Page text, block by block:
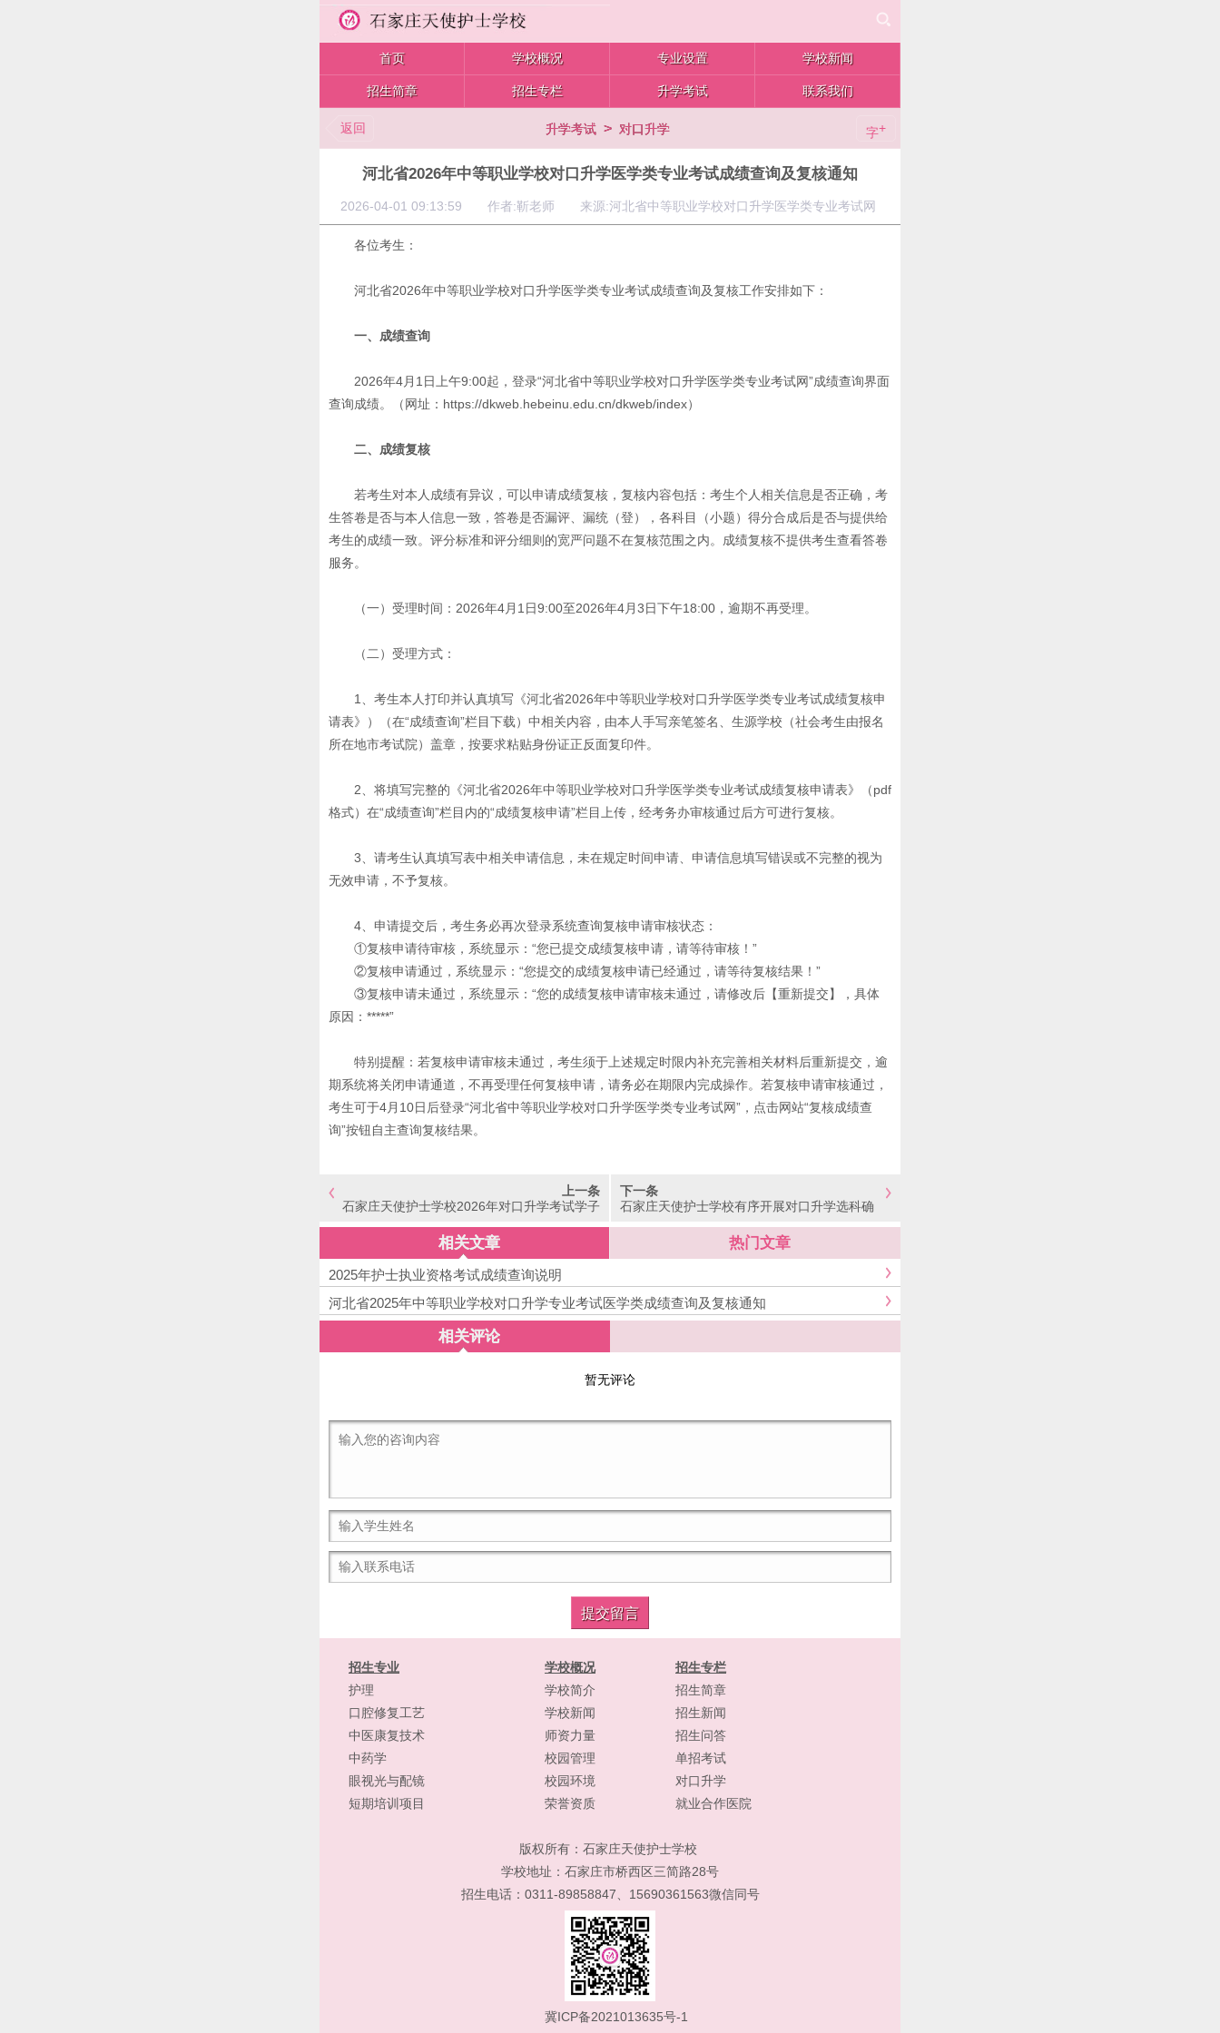
首页 学校概况 专业设置 学校新闻
招生简章 招生专栏 升学考试 联系我们
返回 升学考试 > 对口升学 字+
河北省2026年中等职业学校对口升学医学类专业考试成绩查询及复核通知
2026-04-01 09:13:59 作者:靳老师 来源:河北省中等职业学校对口升学医学类专业考试网
各位考生：
河北省2026年中等职业学校对口升学医学类专业考试成绩查询及复核工作安排如下：
一、成绩查询
2026年4月1日上午9:00起，登录“河北省中等职业学校对口升学医学类专业考试网”成绩查询界面
查询成绩。（网址：https://dkweb.hebeinu.edu.cn/dkweb/index）
二、成绩复核
若考生对本人成绩有异议，可以申请成绩复核，复核内容包括：考生个人相关信息是否正确，考
生答卷是否与本人信息一致，答卷是否漏评、漏统（登），各科目（小题）得分合成后是否与提供给
考生的成绩一致。评分标准和评分细则的宽严问题不在复核范围之内。成绩复核不提供考生查看答卷
服务。
（一）受理时间：2026年4月1日9:00至2026年4月3日下午18:00，逾期不再受理。
（二）受理方式：
1、考生本人打印并认真填写《河北省2026年中等职业学校对口升学医学类专业考试成绩复核申
请表》）（在“成绩查询”栏目下载）中相关内容，由本人手写亲笔签名、生源学校（社会考生由报名
所在地市考试院）盖章，按要求粘贴身份证正反面复印件。
2、将填写完整的《河北省2026年中等职业学校对口升学医学类专业考试成绩复核申请表》（pdf
格式）在“成绩查询”栏目内的“成绩复核申请”栏目上传，经考务办审核通过后方可进行复核。
3、请考生认真填写表中相关申请信息，未在规定时间申请、申请信息填写错误或不完整的视为
无效申请，不予复核。
4、申请提交后，考生务必再次登录系统查询复核申请审核状态：
①复核申请待审核，系统显示：“您已提交成绩复核申请，请等待审核！”
②复核申请通过，系统显示：“您提交的成绩复核申请已经通过，请等待复核结果！”
③复核申请未通过，系统显示：“您的成绩复核申请审核未通过，请修改后【重新提交】，具体
原因：*****”
特别提醒：若复核申请审核未通过，考生须于上述规定时限内补充完善相关材料后重新提交，逾
期系统将关闭申请通道，不再受理任何复核申请，请务必在期限内完成操作。若复核申请审核通过，
考生可于4月10日后登录“河北省中等职业学校对口升学医学类专业考试网”，点击网站“复核成绩查
询”按钮自主查询复核结果。
上一条
石家庄天使护士学校2026年对口升学考试学子
下一条
石家庄天使护士学校有序开展对口升学选科确
相关文章 热门文章
2025年护士执业资格考试成绩查询说明
河北省2025年中等职业学校对口升学专业考试医学类成绩查询及复核通知
相关评论
暂无评论
招生专业
护理
口腔修复工艺
中医康复技术
中药学
眼视光与配镜
短期培训项目
学校概况
学校简介
学校新闻
师资力量
校园管理
校园环境
荣誉资质
招生专栏
招生简章
招生新闻
招生问答
单招考试
对口升学
就业合作医院
版权所有： 石家庄天使护士学校
学校地址：石家庄市桥西区三简路28号
招生电话：0311-89858847、15690361563微信同号
冀ICP备2021013635号-1